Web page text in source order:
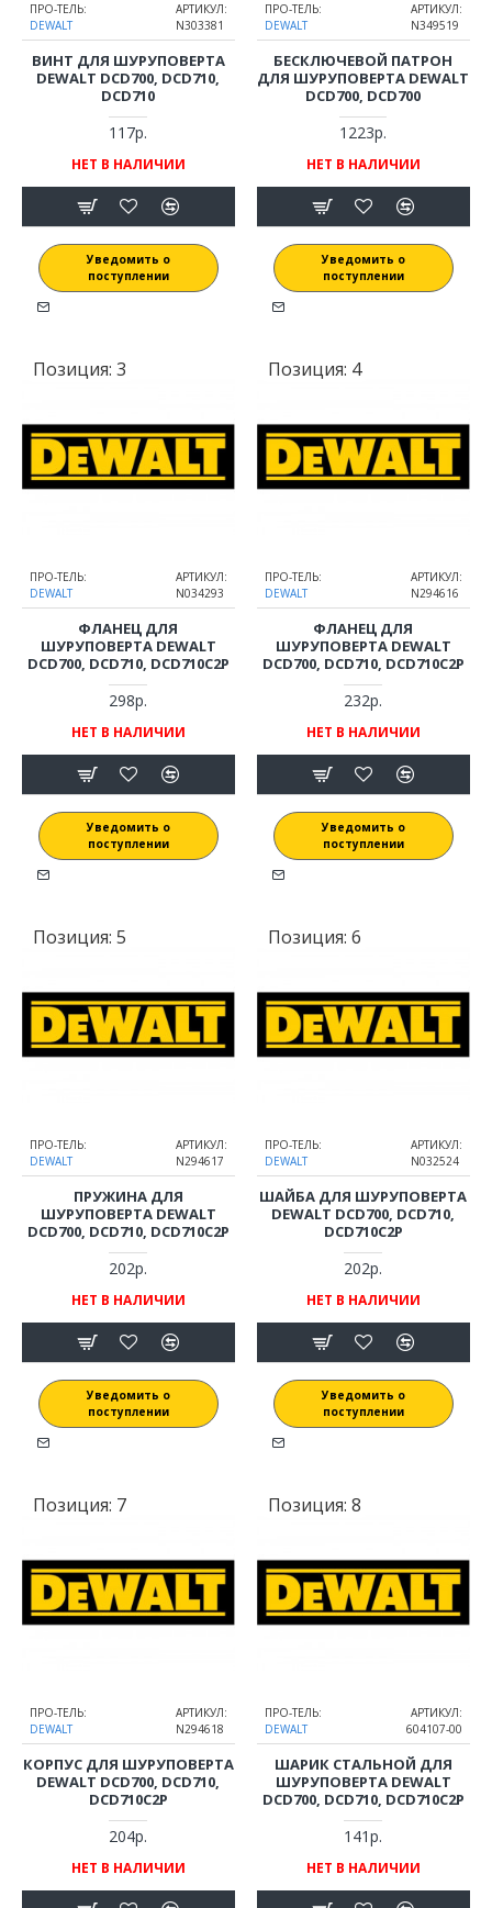
ПРО-ТЕЛЬ:
DEWALT
АРТИКУЛ:
N303381
ВИНТ ДЛЯ ШУРУПОВЕРТА
DEWALT DCD700, DCD710,
DCD710
117р.
НЕТ В НАЛИЧИИ
Уведомить о
поступлении
ПРО-ТЕЛЬ:
DEWALT
АРТИКУЛ:
N349519
БЕСКЛЮЧЕВОЙ ПАТРОН
ДЛЯ ШУРУПОВЕРТА DEWALT
DCD700, DCD700
1223р.
НЕТ В НАЛИЧИИ
Уведомить о
поступлении
Позиция: 3
ПРО-ТЕЛЬ:
DEWALT
АРТИКУЛ:
N034293
ФЛАНЕЦ ДЛЯ
ШУРУПОВЕРТА DEWALT
DCD700, DCD710, DCD710C2P
298р.
НЕТ В НАЛИЧИИ
Уведомить о
поступлении
Позиция: 4
ПРО-ТЕЛЬ:
DEWALT
АРТИКУЛ:
N294616
ФЛАНЕЦ ДЛЯ
ШУРУПОВЕРТА DEWALT
DCD700, DCD710, DCD710C2P
232р.
НЕТ В НАЛИЧИИ
Уведомить о
поступлении
Позиция: 5
ПРО-ТЕЛЬ:
DEWALT
АРТИКУЛ:
N294617
ПРУЖИНА ДЛЯ
ШУРУПОВЕРТА DEWALT
DCD700, DCD710, DCD710C2P
202р.
НЕТ В НАЛИЧИИ
Уведомить о
поступлении
Позиция: 6
ПРО-ТЕЛЬ:
DEWALT
АРТИКУЛ:
N032524
ШАЙБА ДЛЯ ШУРУПОВЕРТА
DEWALT DCD700, DCD710,
DCD710C2P
202р.
НЕТ В НАЛИЧИИ
Уведомить о
поступлении
Позиция: 7
ПРО-ТЕЛЬ:
DEWALT
АРТИКУЛ:
N294618
КОРПУС ДЛЯ ШУРУПОВЕРТА
DEWALT DCD700, DCD710,
DCD710C2P
204р.
НЕТ В НАЛИЧИИ
Позиция: 8
ПРО-ТЕЛЬ:
DEWALT
АРТИКУЛ:
604107-00
ШАРИК СТАЛЬНОЙ ДЛЯ
ШУРУПОВЕРТА DEWALT
DCD700, DCD710, DCD710C2P
141р.
НЕТ В НАЛИЧИИ